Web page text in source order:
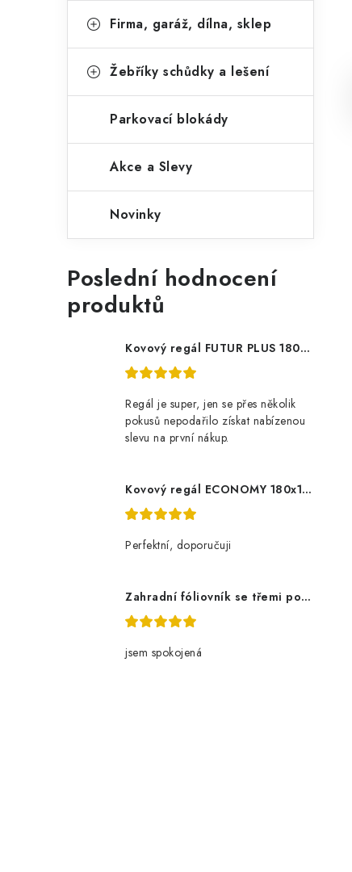
Firma, garáž, dílna, sklep
Žebříky schůdky a lešení
Parkovací blokády
Akce a Slevy
Novinky
Poslední hodnocení
produktů
Kovový regál FUTUR PLUS 180x120x45 5 polic Nosnost 1000 KG - pozinkovaný
Regál je super, jen se přes několik
pokusů nepodařilo získat nabízenou
slevu na první nákup.
Kovový regál ECONOMY 180x120x60 5 polic - pozinkovaný
Perfektní, doporučuji
Zahradní fóliovník se třemi policemi
jsem spokojená